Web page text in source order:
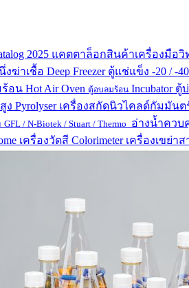
2025 แคตตาล็อกสินค้าเครื่องมือวิ
งฆ่าเชื้อ Deep Freezer ตู้แช่แข็ง -20 / -40
ร้อน Hot Air Oven ตู้อบลมร้อน Incubator ตู้
ง Pyrolyser เครื่องสกัดนิวไคลด์กัมมันต
GFL / N-Biotek / Stuart / Thermo อ่างน้ำคว
เครื่องวัดสี Colorimeter เครื่องเขย่